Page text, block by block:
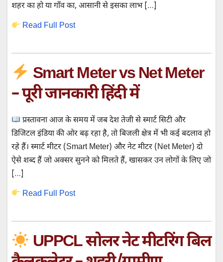
शहर का हो या गाँव का, आसानी से इसका लाभ […]
Read Full Post
Smart Meter vs Net Meter
– पूरी जानकारी हिंदी में
प्रस्तावना आज के समय में जब देश तेजी से स्मार्ट सिटी और
डिजिटल इंडिया की ओर बढ़ रहा है, तो बिजली क्षेत्र में भी कई बदलाव हो
रहे हैं। स्मार्ट मीटर (Smart Meter) और नेट मीटर (Net Meter) दो
ऐसे शब्द हैं जो अक्सर सुनने को मिलते हैं, खासकर उन लोगों के लिए जो
[…]
Read Full Post
UPPCL सोलर नेट मीटरिंग बिल